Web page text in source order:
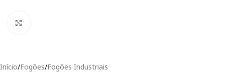
Início/Fogões/Fogões Industriais